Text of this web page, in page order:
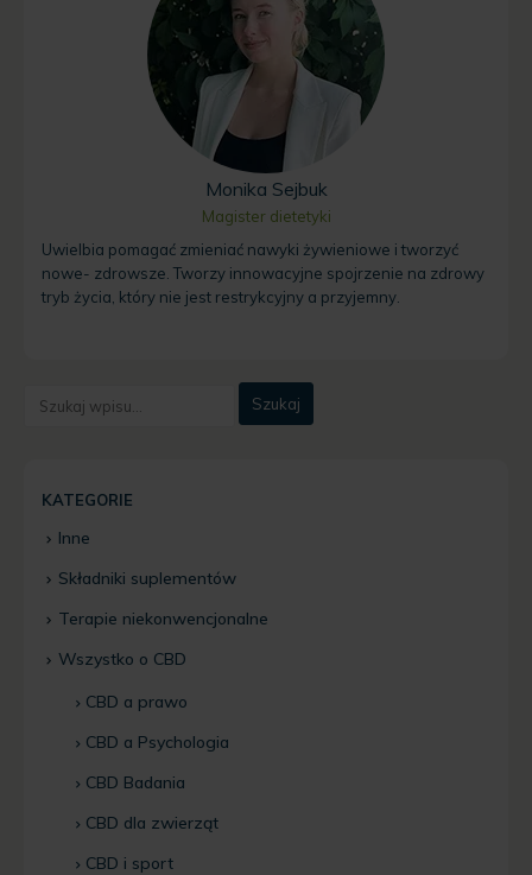
Monika Sejbuk
Magister dietetyki
Uwielbia pomagać zmieniać nawyki żywieniowe i tworzyć
nowe- zdrowsze. Tworzy innowacyjne spojrzenie na zdrowy
tryb życia, który nie jest restrykcyjny a przyjemny.
KATEGORIE
Inne
Składniki suplementów
Terapie niekonwencjonalne
Wszystko o CBD
CBD a prawo
CBD a Psychologia
CBD Badania
CBD dla zwierząt
CBD i sport